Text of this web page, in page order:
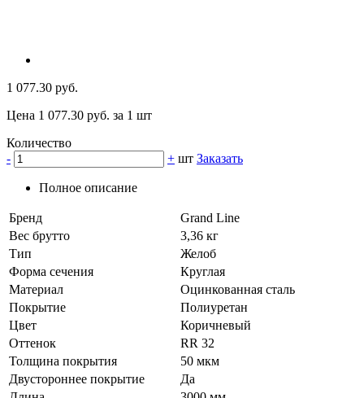
1 077.30 руб.
Цена 1 077.30 руб. за 1 шт
Количество
-
+ шт Заказать
Полное описание
Бренд
Grand Line
Вес брутто
3,36 кг
Тип
Желоб
Форма сечения
Круглая
Материал
Оцинкованная сталь
Покрытие
Полиуретан
Цвет
Коричневый
Оттенок
RR 32
Толщина покрытия
50 мкм
Двустороннее покрытие
Да